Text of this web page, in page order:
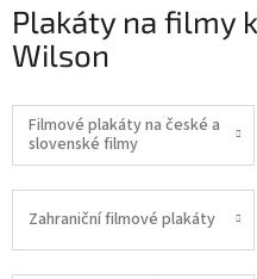
Plakáty na filmy
Wilson
Filmové plakáty na české a
slovenské filmy
Zahraniční filmové plakáty